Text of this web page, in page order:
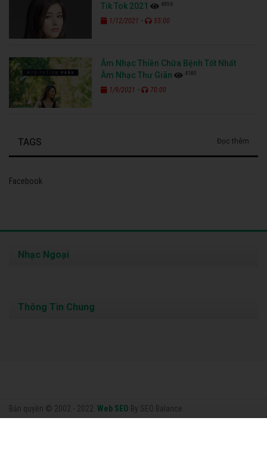
Tik Tok 2021
4956
1/12/2021 - 55:00
Âm Nhạc Thiền Chữa Bệnh Tốt Nhất
Âm Nhạc Thư Giãn
4180
1/9/2021 - 70:00
TAGS Đọc thêm
Facebook
Bản quyền © 2002 - 2022. Web SEO By SEO Balance
Nhạc Ngoại
Thông Tin Chung